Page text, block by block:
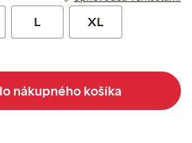
L XL
nákupného košíka